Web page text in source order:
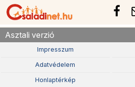
Asztali verzió
Impresszum
Adatvédelem
Honlaptérkép